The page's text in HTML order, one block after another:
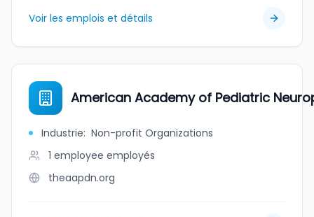
Voir les emplois et détails
American Academy of Pediatric
Industrie: Non-profit Organizations
1 employee employés
theaapdn.org